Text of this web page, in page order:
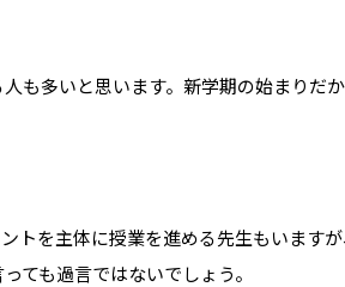
も多いと思います。新学期の始まりだ
トを主体に授業を進める先生もいます
ても過言ではないでしょう。